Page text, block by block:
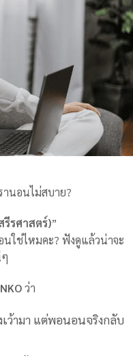
านอนไม่สบาย?
รศาสตร์)”
นใช่ไหมคะ? ฟังดูแล้วน่าจะ
ว่า
ว้ามา แต่พอนอนจริงกลับ